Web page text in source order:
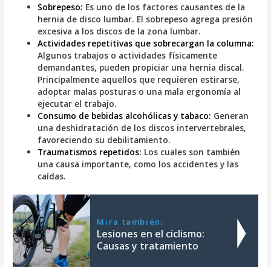
Sobrepeso: Es uno de los factores causantes de la
hernia de disco lumbar. El sobrepeso agrega presión
excesiva a los discos de la zona lumbar.
Actividades repetitivas que sobrecargan la columna:
Algunos trabajos o actividades físicamente
demandantes, pueden propiciar una hernia discal.
Principalmente aquellos que requieren estirarse,
adoptar malas posturas o una mala ergonomía al
ejecutar el trabajo.
Consumo de bebidas alcohólicas y tabaco: Generan
una deshidratación de los discos intervertebrales,
favoreciendo su debilitamiento.
Traumatismos repetidos: Los cuales son también
una causa importante, como los accidentes y las
caídas.
Mira también:
Lesiones en el ciclismo:
Causas y tratamiento